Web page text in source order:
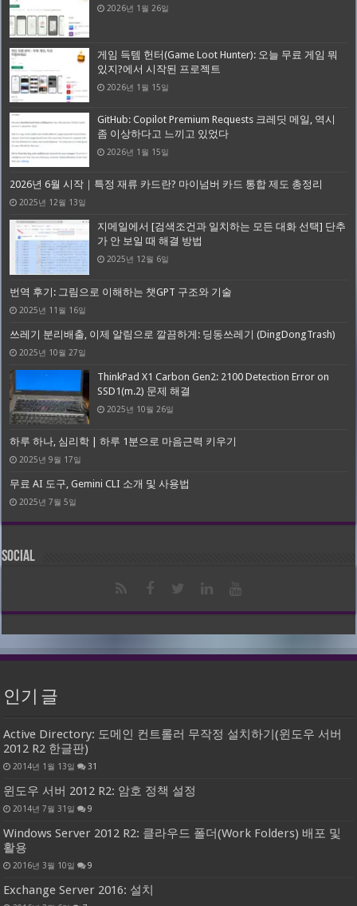
2026년 1월 26일
게임 득템 헌터(Game Loot Hunter): 오늘 무료 게임 뭐
있지?에서 시작된 프로젝트
2026년 1월 15일
GitHub: Copilot Premium Requests 크레딧 메일, 역시
좀 이상하다고 느끼고 있었다
2026년 1월 15일
2026년 6월 시작｜특정 재류 카드란? 마이넘버 카드 통합 제도 총정리
2025년 12월 13일
지메일에서 [검색조건과 일치하는 모든 대화 선택] 단추
가 안 보일 때 해결 방법
2025년 12월 6일
번역 후기: 그림으로 이해하는 챗GPT 구조와 기술
2025년 11월 16일
쓰레기 분리배출, 이제 알림으로 깔끔하게: 딩동쓰레기 (DingDongTrash)
2025년 10월 27일
ThinkPad X1 Carbon Gen2: 2100 Detection Error on
SSD1(m.2) 문제 해결
2025년 10월 26일
하루 하나, 심리학 | 하루 1분으로 마음근력 키우기
2025년 9월 17일
무료 AI 도구, Gemini CLI 소개 및 사용법
2025년 7월 5일
Social
인기 글
Active Directory: 도메인 컨트롤러 무작정 설치하기(윈도우 서버
2012 R2 한글판)
2014년 1월 13일 31
윈도우 서버 2012 R2: 암호 정책 설정
2014년 7월 31일 9
Windows Server 2012 R2: 클라우드 폴더(Work Folders) 배포 및
활용
2016년 3월 10일 9
Exchange Server 2016: 설치